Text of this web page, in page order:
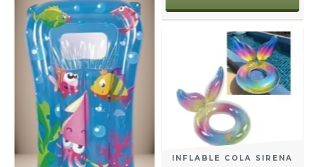
INFLABLE COLA SIRENA